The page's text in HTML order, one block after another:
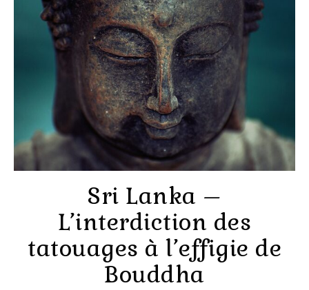
Sri Lanka –
L’interdiction des
tatouages à l’effigie de
Bouddha